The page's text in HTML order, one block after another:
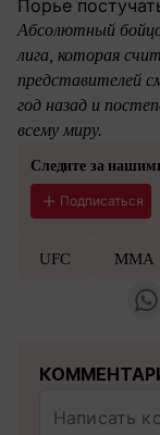
Порье
Абсолютный
лига, которая
представителей
год назад и
всему миру.
Следите за
Подписаться
UFC ММА